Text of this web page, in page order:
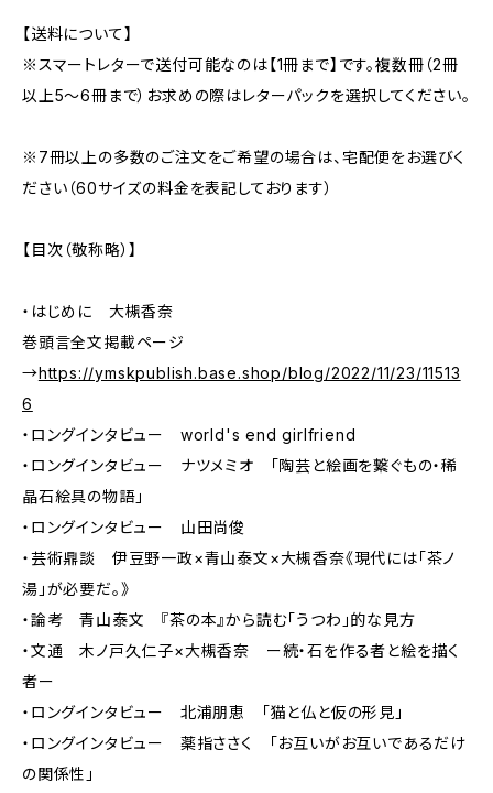
【送料について】
※スマートレターで送付可能なのは【1冊まで】です。複数冊（2冊
以上5〜6冊まで）お求めの際はレターパックを選択してください。
※7冊以上の多数のご注文をご希望の場合は、宅配便をお選びく
ださい（60サイズの料金を表記しております）
【目次（敬称略）】
・はじめに 大槻香奈
巻頭言全文掲載ページ
→https://ymskpublish.base.shop/blog/2022/11/23/11513
6
・ロングインタビュー world's end girlfriend
・ロングインタビュー ナツメミオ 「陶芸と絵画を繋ぐもの・稀
晶石絵具の物語」
・ロングインタビュー 山田尚俊
・芸術鼎談 伊豆野一政×青山泰文×大槻香奈《現代には「茶ノ
湯」が必要だ。》
・論考 青山泰文 『茶の本』から読む「うつわ」的な見方
・文通 木ノ戸久仁子×大槻香奈 ー続・石を作る者と絵を描く
者ー
・ロングインタビュー 北浦朋恵 「猫と仏と仮の形見」
・ロングインタビュー 薬指ささく 「お互いがお互いであるだけ
の関係性」